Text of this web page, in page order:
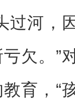
过河，
欠。”
育，“